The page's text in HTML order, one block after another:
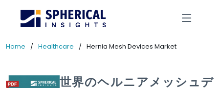
Home Healthcare Hernia Mesh Devices Market
世界のヘルニアメッシュデ